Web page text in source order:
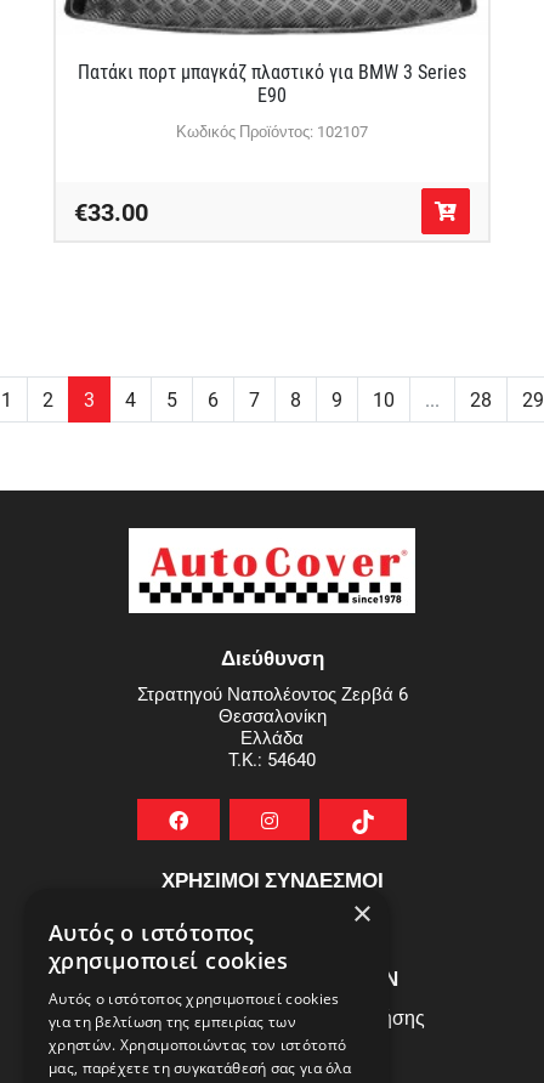
Πατάκι πορτ μπαγκάζ πλαστικό για BMW 3 Series
E90
Κωδικός Προϊόντος: 102107
€33.00
1 2 3 4 5 6 7 8 9 10 ... 28 29
Διεύθυνση
Στρατηγού Ναπολέοντος Ζερβά 6
Θεσσαλονίκη
Ελλάδα
T.K.: 54640
ΧΡΗΣΙΜΟΙ ΣΥΝΔΕΣΜΟΙ
ΣΥΧΝEΣ ΕΡΩΤHΣΕΙΣ
ΕΞΥΠΗΡΕΤΗΣΗ ΠΕΛΑΤΩΝ
Πολιτική Δεδομένων - Όροι Χρήσης
Πολιτική Επιστροφών
×
Αυτός ο ιστότοπος
χρησιμοποιεί cookies
Αυτός ο ιστότοπος χρησιμοποιεί cookies
για τη βελτίωση της εμπειρίας των
χρηστών. Χρησιμοποιώντας τον ιστότοπό
μας, παρέχετε τη συγκατάθεσή σας για όλα